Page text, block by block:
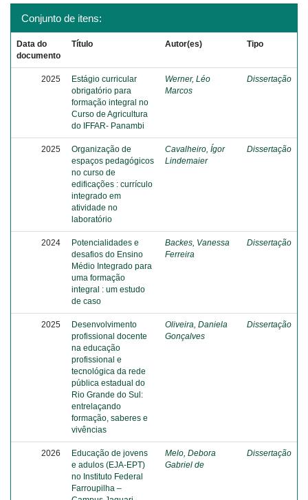
Conjunto de itens:
Data do
documento
Título Autor(es) Tipo
2025
Estágio curricular
obrigatório para
formação integral no
Curso de Agricultura
do IFFAR- Panambi
Werner, Léo
Marcos
Dissertação
2025
Organização de
espaços pedagógicos
no curso de
edificações : currículo
integrado em
atividade no
laboratório
Cavalheiro, Ígor
Lindemaier
Dissertação
2024
Potencialidades e
desafios do Ensino
Médio Integrado para
uma formação
integral : um estudo
de caso
Backes, Vanessa
Ferreira
Dissertação
2025
Desenvolvimento
profissional docente
na educação
profissional e
tecnológica da rede
pública estadual do
Rio Grande do Sul:
entrelaçando
formação, saberes e
vivências
Oliveira, Daniela
Gonçalves
Dissertação
2026
Educação de jovens
e adulos (EJA-EPT)
no Instituto Federal
Farroupilha –
Melo, Debora
Gabriel de
Dissertação